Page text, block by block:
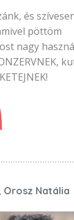
és
pöttöm
nagy
Orosz Natália